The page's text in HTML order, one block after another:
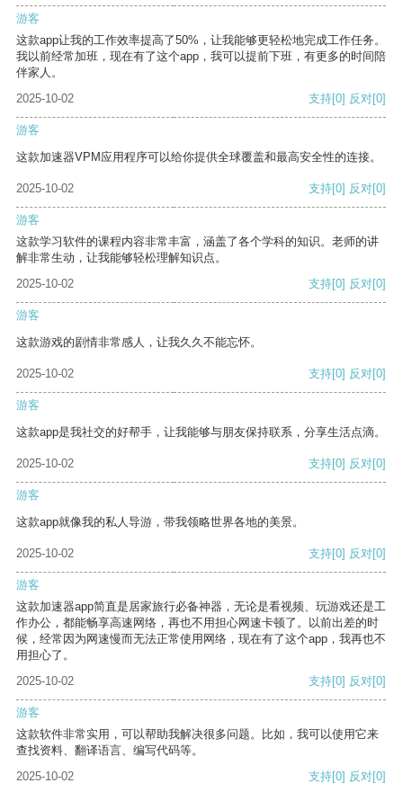
游客
这款app让我的工作效率提高了50%，让我能够更轻松地完成工作任务。
我以前经常加班，现在有了这个app，我可以提前下班，有更多的时间陪
伴家人。
2025-10-02
支持[0] 反对[0]
游客
这款加速器VPM应用程序可以给你提供全球覆盖和最高安全性的连接。
2025-10-02 支持[0] 反对[0]
游客
这款学习软件的课程内容非常丰富，涵盖了各个学科的知识。老师的讲
解非常生动，让我能够轻松理解知识点。
2025-10-02
支持[0] 反对[0]
游客
这款游戏的剧情非常感人，让我久久不能忘怀。
2025-10-02 支持[0] 反对[0]
游客
这款app是我社交的好帮手，让我能够与朋友保持联系，分享生活点滴。
2025-10-02 支持[0] 反对[0]
游客
这款app就像我的私人导游，带我领略世界各地的美景。
2025-10-02 支持[0] 反对[0]
游客
这款加速器app简直是居家旅行必备神器，无论是看视频、玩游戏还是工
作办公，都能畅享高速网络，再也不用担心网速卡顿了。以前出差的时
候，经常因为网速慢而无法正常使用网络，现在有了这个app，我再也不
用担心了。
2025-10-02
支持[0] 反对[0]
游客
这款软件非常实用，可以帮助我解决很多问题。比如，我可以使用它来
查找资料、翻译语言、编写代码等。
2025-10-02
支持[0] 反对[0]